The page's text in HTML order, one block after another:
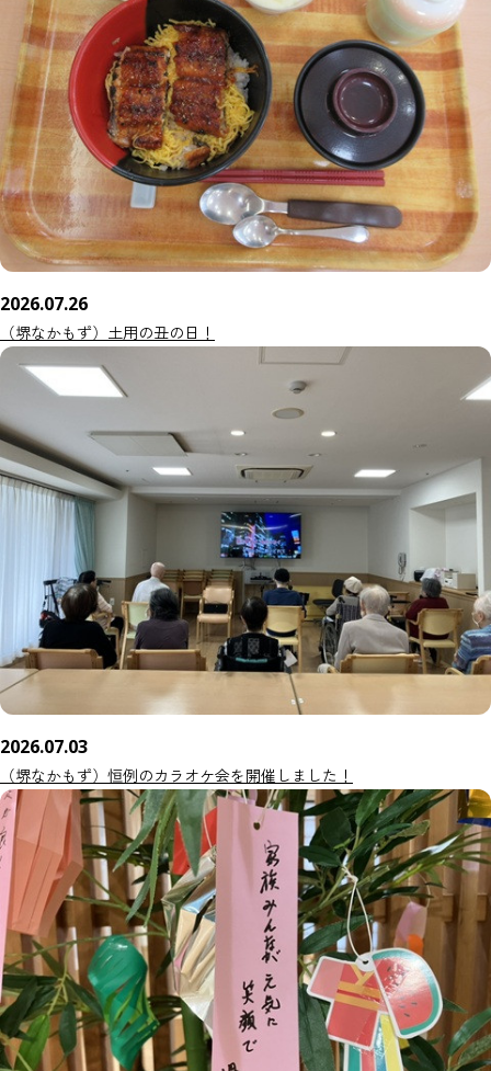
2026.07.26
（堺なかもず）土用の丑の日！
2026.07.03
（堺なかもず）恒例のカラオケ会を開催しました！